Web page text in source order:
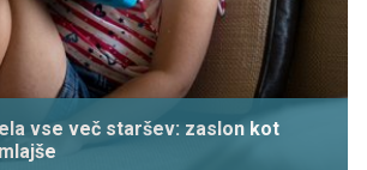
vse več staršev: zaslon kot